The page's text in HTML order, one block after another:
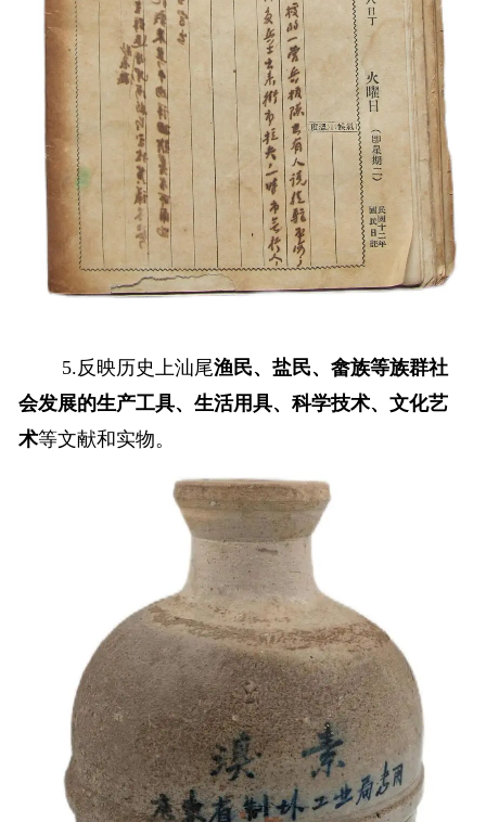
5.反映历史上汕尾渔民、盐民、畲族等族群社
会发展的生产工具、生活用具、科学技术、文化艺
术等文献和实物。